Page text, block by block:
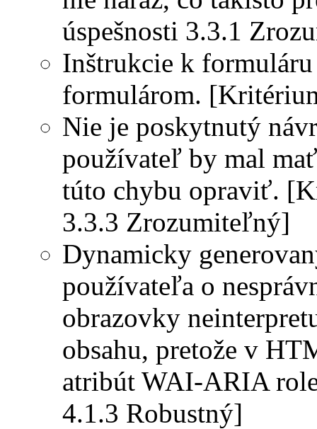
úspešnosti 3.3.1
Inštrukcie k formuláru
formulárom.
Nie je poskytnutý
používateľ by mal
túto chybu opraviť.
3.3.3 Zrozumiteľný]
Dynamicky
používateľa o
obrazovky
obsahu, pretože v
atribút WAI-ARIA
4.1.3 Robustný]